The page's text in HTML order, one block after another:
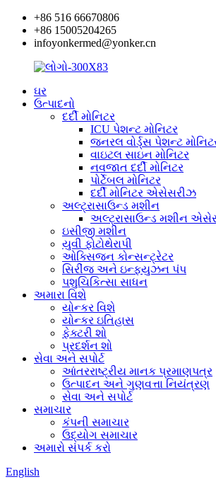
+86 516 66670806
+86 15005204265
infoyonkermed@yonker.cn
ઘર
ઉત્પાદનો
દર્દી મોનિટર
ICU પેશન્ટ મોનિટર
જનરલ વોર્ડ્સ પેશન્ટ
વાઇટલ સાઇન મોનિટર
નવજાત દર્દી મોનિટર
પોર્ટેબલ મોનિટર
દર્દી મોનિટર એસેસરીઝ
અલ્ટ્રાસાઉન્ડ મશીન
અલ્ટ્રાસાઉન્ડ મશીન
ઇસીજી મશીન
યુવી ફોટોથેરાપી
ઓક્સિજન કોન્સન્ટ્રેટર
સિરીંજ અને ઇન્ફ્યુઝન પંપ
પશુચિકિત્સા સાધન
અમારા વિશે
યોન્કર વિશે
યોન્કર ઇતિહાસ
ફેક્ટરી શો
પ્રદર્શન શો
સેવા અને સપોર્ટ
આંતરરાષ્ટ્રીય માનક પ્રમાણપત્ર
ઉત્પાદન અને ગુણવત્તા નિયંત્રણ
સેવા અને સપોર્ટ
સમાચાર
કંપની સમાચાર
ઉદ્યોગ સમાચાર
અમારો સંપર્ક કરો
English